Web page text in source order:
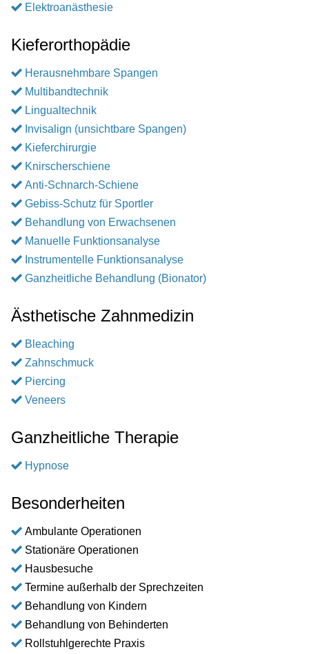
Elektroanästhesie
Kieferorthopädie
Herausnehmbare Spangen
Multibandtechnik
Lingualtechnik
Invisalign (unsichtbare Spangen)
Kieferchirurgie
Knirscherschiene
Anti-Schnarch-Schiene
Gebiss-Schutz für Sportler
Behandlung von Erwachsenen
Manuelle Funktionsanalyse
Instrumentelle Funktionsanalyse
Ganzheitliche Behandlung (Bionator)
Ästhetische Zahnmedizin
Bleaching
Zahnschmuck
Piercing
Veneers
Ganzheitliche Therapie
Hypnose
Besonderheiten
Ambulante Operationen
Stationäre Operationen
Hausbesuche
Termine außerhalb der Sprechzeiten
Behandlung von Kindern
Behandlung von Behinderten
Rollstuhlgerechte Praxis